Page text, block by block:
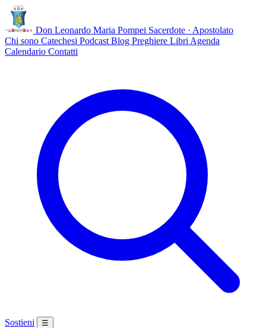
Don Leonardo Maria Pompei Sacerdote · Apostolato
Chi sono Catechesi Podcast Blog Preghiere Libri Agenda
Calendario Contatti
Sostieni ☰